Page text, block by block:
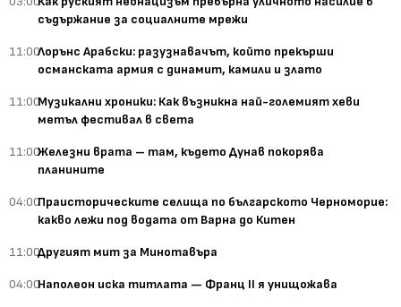
съдържание за социалните мрежи
11:00Лорънс Арабски: разузнавачът, който прекърши
османската армия с динамит, камили и злато
11:00Музикални хроники: Как възникна най-големият хеви
метъл фестивал в света
11:00Железни врата – там, където Дунав покорява
планините
04:00Праисторическите селища по българското Черноморие:
какво лежи под водата от Варна до Китен
11:00Другият мит за Минотавъра
04:00Наполеон иска титлата — Франц II я унищожава